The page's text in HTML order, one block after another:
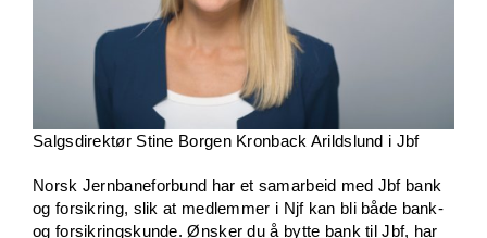
Salgsdirektør Stine Borgen Kronback Arildslund i Jbf
Norsk Jernbaneforbund har et samarbeid med Jbf bank
og forsikring, slik at medlemmer i Njf kan bli både bank-
og forsikringskunde. Ønsker du å bytte bank til Jbf, har